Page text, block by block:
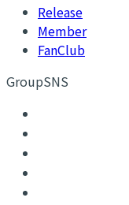
Release
Member
FanClub
GroupSNS